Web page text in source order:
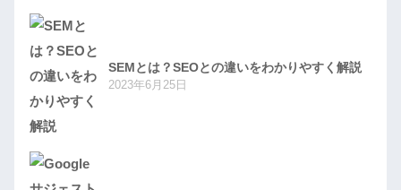
SEMとは？SEOとの違いをわかりやすく解説
2023年6月25日